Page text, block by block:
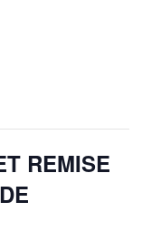
REMISE